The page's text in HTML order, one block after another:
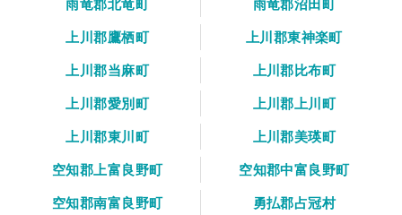
雨竜郡北竜町
雨竜郡沼田町
上川郡鷹栖町
上川郡東神楽町
上川郡当麻町
上川郡比布町
上川郡愛別町
上川郡上川町
上川郡東川町
上川郡美瑛町
空知郡上富良野町
空知郡中富良野町
空知郡南富良野町
勇払郡占冠村